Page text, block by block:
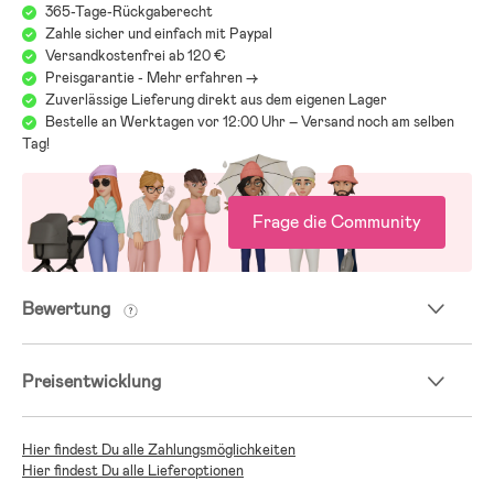
365-Tage-Rückgaberecht
Zahle sicher und einfach mit Paypal
Versandkostenfrei ab 120 €
Preisgarantie - Mehr erfahren ->
Zuverlässige Lieferung direkt aus dem eigenen Lager
Bestelle an Werktagen vor 12:00 Uhr – Versand noch am selben
Tag!
Frage die Community
Bewertung
Preisentwicklung
Hier findest Du alle Zahlungsmöglichkeiten
Hier findest Du alle Lieferoptionen